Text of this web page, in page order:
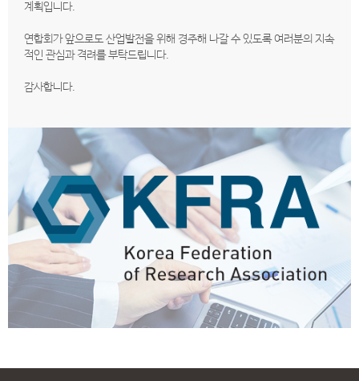
계획입니다.
연합회가 앞으로도 산업발전을 위해 경주해 나갈 수 있도록 여러분의 지속
적인 관심과 격려를 부탁드립니다.
감사합니다.